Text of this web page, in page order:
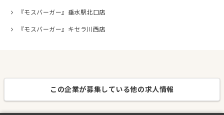
『モスバーガー』垂水駅北口店
『モスバーガー』キセラ川西店
この企業が募集している他の求人情報